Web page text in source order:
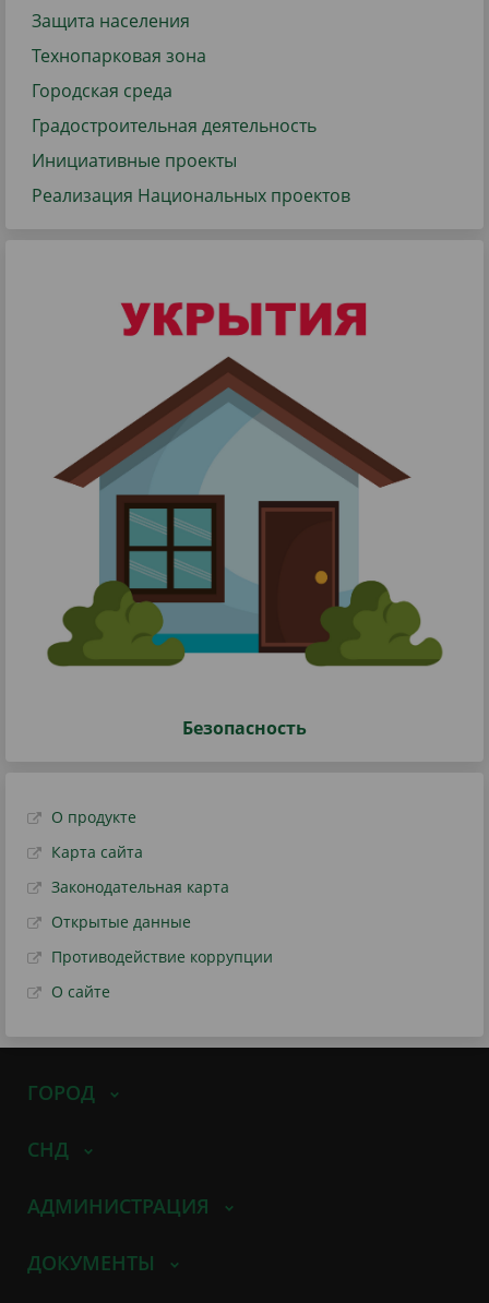
Защита населения
Технопарковая зона
Городская среда
Градостроительная деятельность
Инициативные проекты
Реализация Национальных проектов
Безопасность
О продукте
Карта сайта
Законодательная карта
Открытые данные
Противодействие коррупции
О сайте
ГОРОД
СНД
АДМИНИСТРАЦИЯ
ДОКУМЕНТЫ